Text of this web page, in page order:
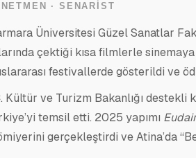
· SENARIST
Üniversitesi Güzel Sanatlar
çektiği kısa filmlerle
festivallerde gösterildi ve
Kültür ve Turizm Bakanlığı destekli
temsil etti. 2025 yapımı
gerçekleştirdi ve Atina’da